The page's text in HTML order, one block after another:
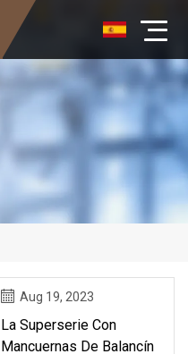
Aug 19, 2023
La Superserie Con
Mancuernas De Balancín